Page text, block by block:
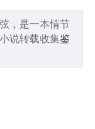
，是一本情节
说转载收集鉴